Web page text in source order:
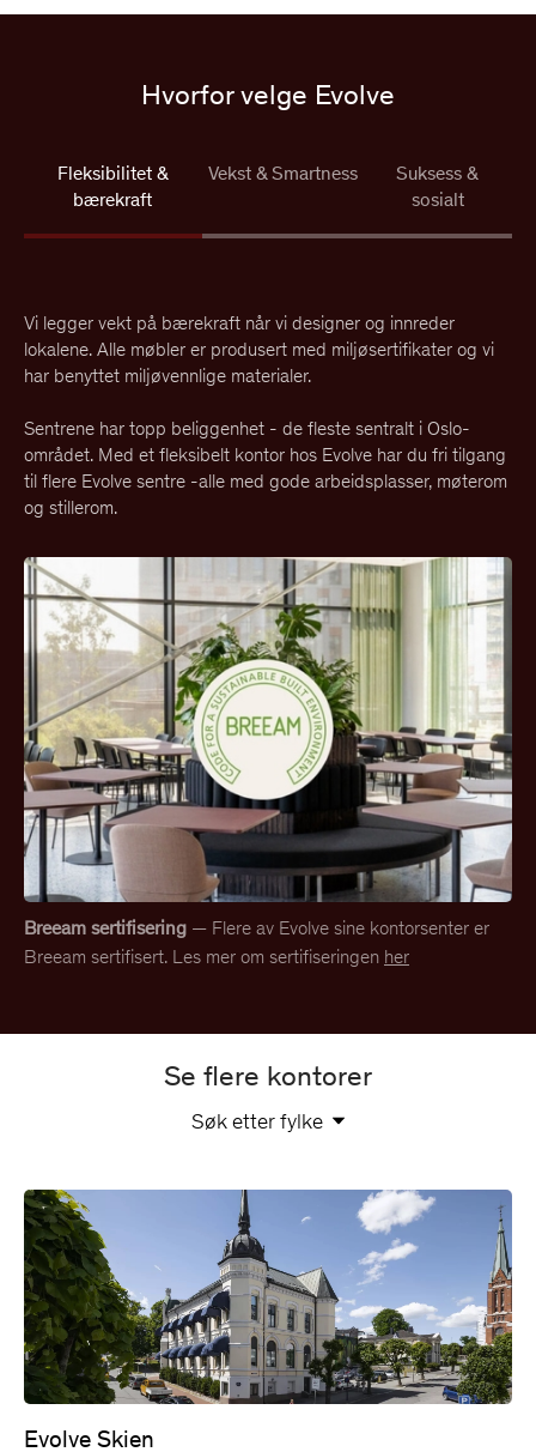
Hvorfor velge Evolve
Fleksibilitet &
bærekraft
Vekst & Smartness
Suksess &
sosialt
Breeam sertifisering — Flere av Evolve sine kontorsenter er
Breeam sertifisert. Les mer om sertifiseringen her
Vi legger vekt på bærekraft når vi designer og innreder
lokalene. Alle møbler er produsert med miljøsertifikater og vi
har benyttet miljøvennlige materialer.
Sentrene har topp beliggenhet - de fleste sentralt i Oslo-
området. Med et fleksibelt kontor hos Evolve har du fri tilgang
til flere Evolve sentre -alle med gode arbeidsplasser, møterom
og stillerom.
Se flere kontorer
Søk etter fylke
Evolve Skien